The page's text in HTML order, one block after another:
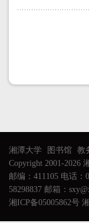
湘潭大学 图书馆 教
Copyright 2001-2026
邮编：411105 电话：
58298837 邮箱：
湘ICP备05005862号